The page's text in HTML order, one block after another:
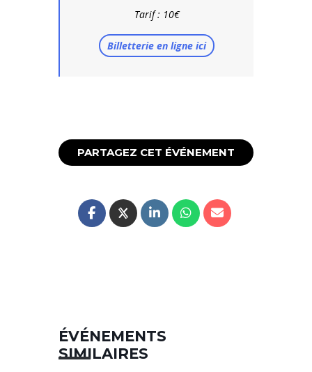
Tarif : 10€
Billetterie en ligne ici
PARTAGEZ CET ÉVÉNEMENT
ÉVÉNEMENTS
SIMILAIRES